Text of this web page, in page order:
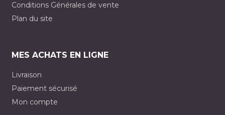
Conditions Générales de vente
Plan du site
MES ACHATS EN LIGNE
Livraison
Paiement sécurisé
Mon compte